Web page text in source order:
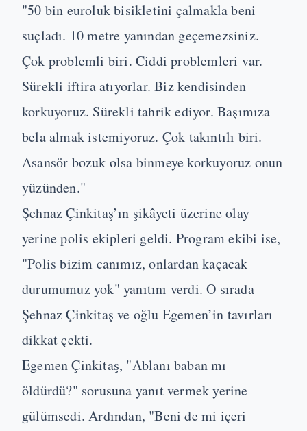
"50 bin euroluk bisikletini çalmakla beni
suçladı. 10 metre yanından geçemezsiniz.
Çok problemli biri. Ciddi problemleri var.
Sürekli iftira atıyorlar. Biz kendisinden
korkuyoruz. Sürekli tahrik ediyor. Başımıza
bela almak istemiyoruz. Çok takıntılı biri.
Asansör bozuk olsa binmeye korkuyoruz onun
yüzünden."
Şehnaz Çinkitaş’ın şikâyeti üzerine olay
yerine polis ekipleri geldi. Program ekibi ise,
"Polis bizim canımız, onlardan kaçacak
durumumuz yok" yanıtını verdi. O sırada
Şehnaz Çinkitaş ve oğlu Egemen’in tavırları
dikkat çekti.
Egemen Çinkitaş, "Ablanı baban mı
öldürdü?" sorusuna yanıt vermek yerine
gülümsedi. Ardından, "Beni de mi içeri